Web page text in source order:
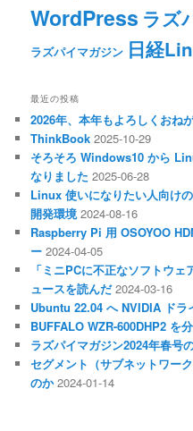
WordPress ラズ
ラズパイマガジン 日経
最近の投稿
2026年、本年もよろしくおね
ThinkBook 2025-10-29
そろそろ Windows10 から
なりました 2025-06-28
Linux 使いになりたい人向け
開発環境 2024-08-16
Raspberry Pi 用 OSOYOO
ー 2024-04-05
「ミニPCに不正なソフトウ
ュースを読んだ 2024-03-16
Ubuntu 22.04 へ NVIDIA ドラ
BUFFALO WZR-600DHP2 を
ラズパイマガジン2024年春号
セグメント（サブネットワー
のか 2024-01-14